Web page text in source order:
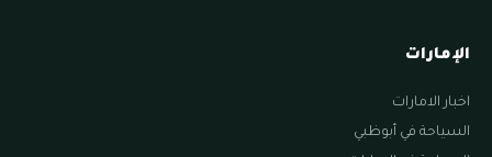
الإمارات
اخبار الامارات
السياحة في أبوظبي